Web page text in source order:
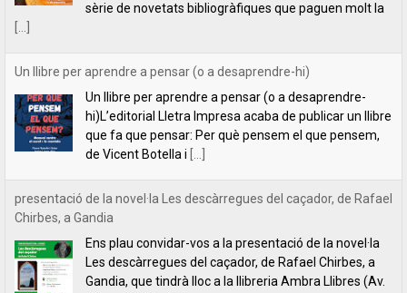
de Vicent Botella i[...]
presentació de la novel·la Les descàrregues del caçador, de Rafael
Chirbes, a Gandia
Ens plau convidar-vos a la presentació de la novel·la
Les descàrregues del caçador, de Rafael Chirbes, a
Gandia, que tindrà lloc a la llibreria Ambra Llibres (Av.
Alacant, 12), el [...]
INDILLETRES 2023. CRÒNICA.
És el quart any que anem a l’Indilletres, la Fira del
Llibre d’Editorials Independents de la Bisbal
d’Empordà. Una cita literària que ens encanta i que,
per nosaltres, és com[...]